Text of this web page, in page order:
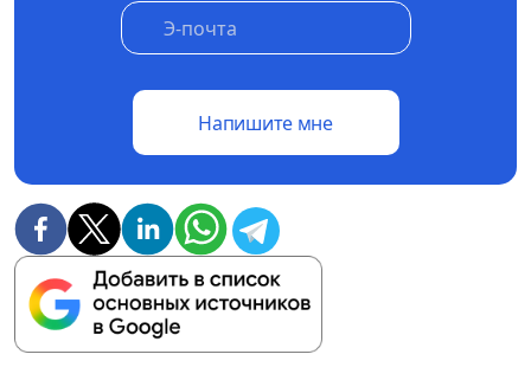
Напишите мне